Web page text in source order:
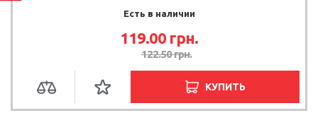
Есть в наличии
119.00 грн.
122.50 грн.
КУПИТЬ